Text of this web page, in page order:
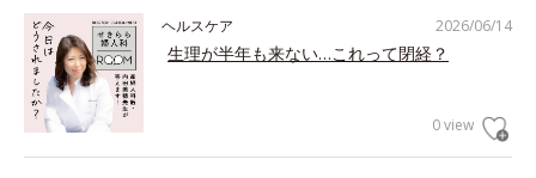
2026/06/14
ヘルスケア
生理が半年も来ない…これって閉経？
0 view